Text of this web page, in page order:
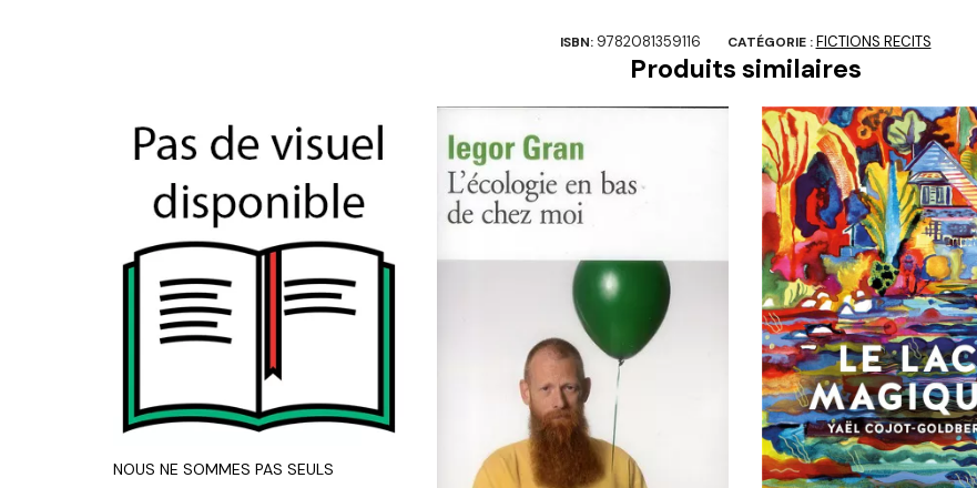
ISBN: 9782081359116 CATÉGORIE :FICTIONS RECITS
Produits similaires
NOUS NE SOMMES PAS SEULS